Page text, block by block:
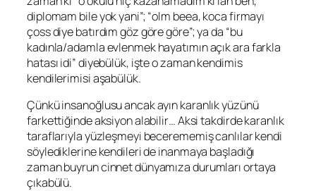
diplomam bile yok yani”; “olm beea, koca firmayı
çoss diye batırdım göz göre göre”; ya da “bu
kadınla/adamla evlenmek hayatımın açık ara farkla
hatası idi” diyebülük, işte o zaman kendimis
kendilerimisi aşabülük.
Çünkü insanoğlusu ancak ayın karanlık yüzünü
farkettiğinde aksiyon alabilir… Aksi takdirde karanlık
taraflarıyla yüzleşmeyi becerememiş canlılar kendi
söylediklerine kendileri de inanmaya başladığı
zaman buyrun cinnet dünyamıza durumları ortaya
çıkabülü.